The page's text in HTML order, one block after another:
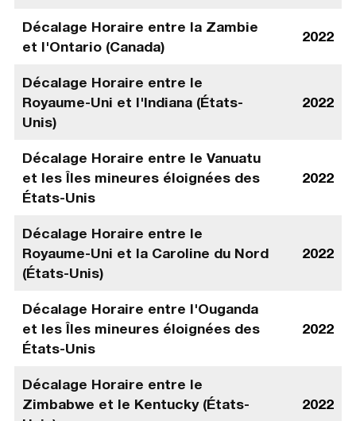
Décalage Horaire entre la Zambie
et l'Ontario (Canada)
2022
Décalage Horaire entre le
Royaume-Uni et l'Indiana (États-
Unis)
2022
Décalage Horaire entre le Vanuatu
et les Îles mineures éloignées des
États-Unis
2022
Décalage Horaire entre le
Royaume-Uni et la Caroline du Nord
(États-Unis)
2022
Décalage Horaire entre l'Ouganda
et les Îles mineures éloignées des
États-Unis
2022
Décalage Horaire entre le
Zimbabwe et le Kentucky (États-
2022